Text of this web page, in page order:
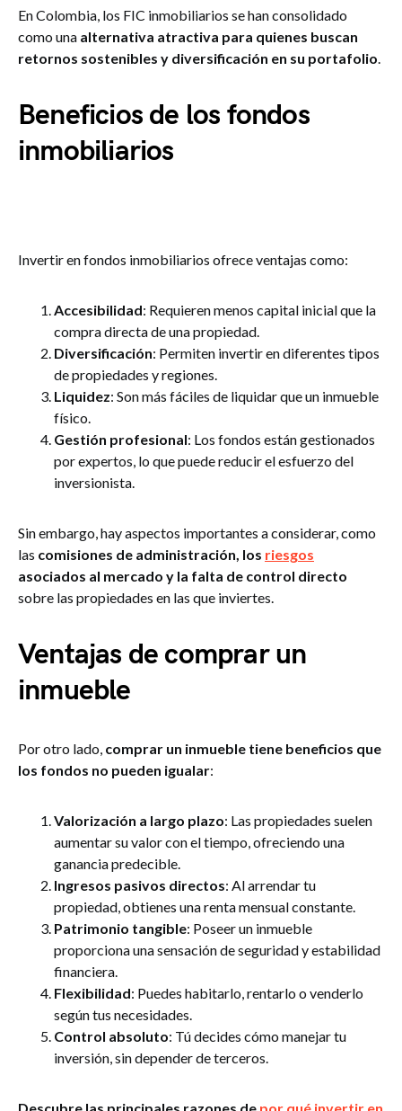
En Colombia, los FIC inmobiliarios se han consolidado
como una alternativa atractiva para quienes buscan
retornos sostenibles y diversificación en su portafolio.
Beneficios de los fondos
inmobiliarios
Invertir en fondos inmobiliarios ofrece ventajas como:
Accesibilidad: Requieren menos capital inicial que la
compra directa de una propiedad.
Diversificación: Permiten invertir en diferentes tipos
de propiedades y regiones.
Liquidez: Son más fáciles de liquidar que un inmueble
físico.
Gestión profesional: Los fondos están gestionados
por expertos, lo que puede reducir el esfuerzo del
inversionista.
Sin embargo, hay aspectos importantes a considerar, como
las comisiones de administración, los riesgos
asociados al mercado y la falta de control directo
sobre las propiedades en las que inviertes.
Ventajas de comprar un
inmueble
Por otro lado, comprar un inmueble tiene beneficios que
los fondos no pueden igualar:
Valorización a largo plazo: Las propiedades suelen
aumentar su valor con el tiempo, ofreciendo una
ganancia predecible.
Ingresos pasivos directos: Al arrendar tu
propiedad, obtienes una renta mensual constante.
Patrimonio tangible: Poseer un inmueble
proporciona una sensación de seguridad y estabilidad
financiera.
Flexibilidad: Puedes habitarlo, rentarlo o venderlo
según tus necesidades.
Control absoluto: Tú decides cómo manejar tu
inversión, sin depender de terceros.